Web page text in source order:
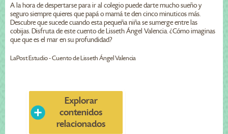
A la hora de despertarse para ir al colegio puede darte mucho sueño y
seguro siempre quieres que papá o mamá te den cinco minuticos más.
Descubre que sucede cuando esta pequeña niña se sumerge entre las
cobijas. Disfruta de este cuento de Lisseth Ángel Valencia. ¿Cómo imaginas
que que es el mar en su profundidad?
LaPost Estudio - Cuento de Lisseth Ángel Valencia
Explorar
contenidos
relacionados